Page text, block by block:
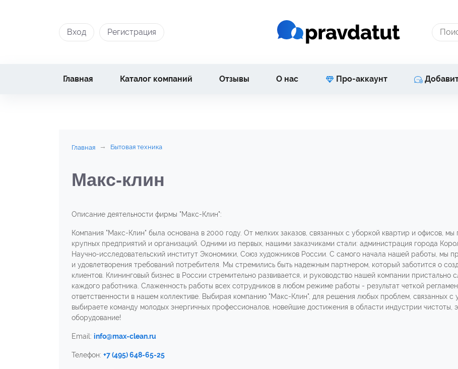
Вход Регистрация
Главная Каталог компаний Отзывы О нас Про-аккаунт
Главная Бытовая техника
Макс-клин
Описание деятельности фирмы "Макс-Клин":
Компания "Макс-Клин" была основана в 2000 году. От мелких заказов, связанных с уборкой квартир и офисов,
крупных предприятий и организаций. Одними из первых, нашими заказчиками стали: администрация города
Научно-исследовательский институт Экономики, Союз художников России. С самого начала нашей работы, мы
и удовлетворения требований потребителя. Мы стремились быть надежным партнером, который заботится о
клиентов. Клининговый бизнес в России стремительно развивается, и руководство нашей компании пристально
каждого работника. Слаженность работы всех сотрудников в любом режиме работы - результат четкой
ответственности в нашем коллективе. Выбирая компанию "Макс-Клин", для решения любых проблем, связанных
выбираете команду молодых энергичных профессионалов, новейшие достижения в области индустрии чистоты,
оборудование!
Email: info@max-clean.ru
Телефон: +7 (495) 648-65-25